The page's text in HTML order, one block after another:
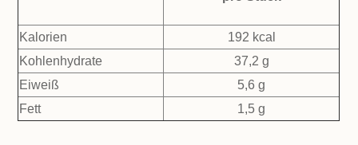
Kalorien
192 kcal
Kohlenhydrate
37,2 g
Eiweiß
5,6 g
Fett
1,5 g